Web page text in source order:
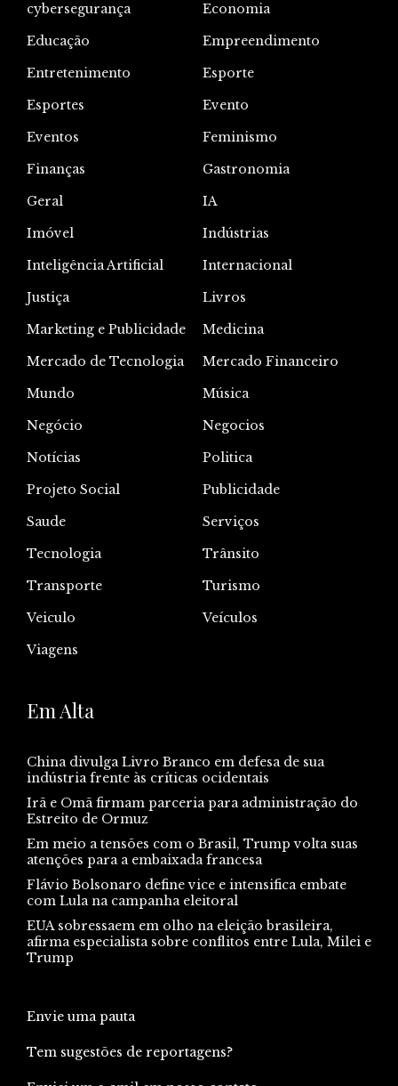
cybersegurança
Economia
Educação
Empreendimento
Entretenimento
Esporte
Esportes
Evento
Eventos
Feminismo
Finanças
Gastronomia
Geral
IA
Imóvel
Indústrias
Inteligência Artificial
Internacional
Justiça
Livros
Marketing e Publicidade
Medicina
Mercado de Tecnologia
Mercado Financeiro
Mundo
Música
Negócio
Negocios
Notícias
Politica
Projeto Social
Publicidade
Saude
Serviços
Tecnologia
Trânsito
Transporte
Turismo
Veiculo
Veículos
Viagens
Em Alta
China divulga Livro Branco em defesa de sua
indústria frente às críticas ocidentais
Irã e Omã firmam parceria para administração do
Estreito de Ormuz
Em meio a tensões com o Brasil, Trump volta suas
atenções para a embaixada francesa
Flávio Bolsonaro define vice e intensifica embate
com Lula na campanha eleitoral
EUA sobressaem em olho na eleição brasileira,
afirma especialista sobre conflitos entre Lula, Milei e
Trump
Envie uma pauta
Tem sugestões de reportagens?